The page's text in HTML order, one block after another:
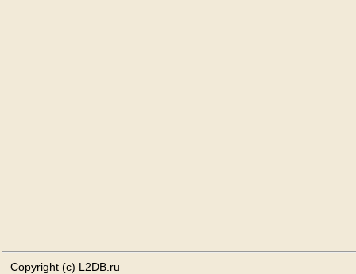
Copyright (c) L2DB.ru